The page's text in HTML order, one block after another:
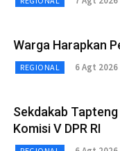
Warga Harapkan
REGIONAL 6 Agt 2026
Sekdakab
Komisi V DPR RI